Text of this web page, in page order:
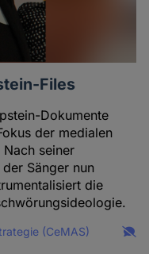
Files
Dokumente
der medialen
seiner
Sänger nun
die
(CeMAS)